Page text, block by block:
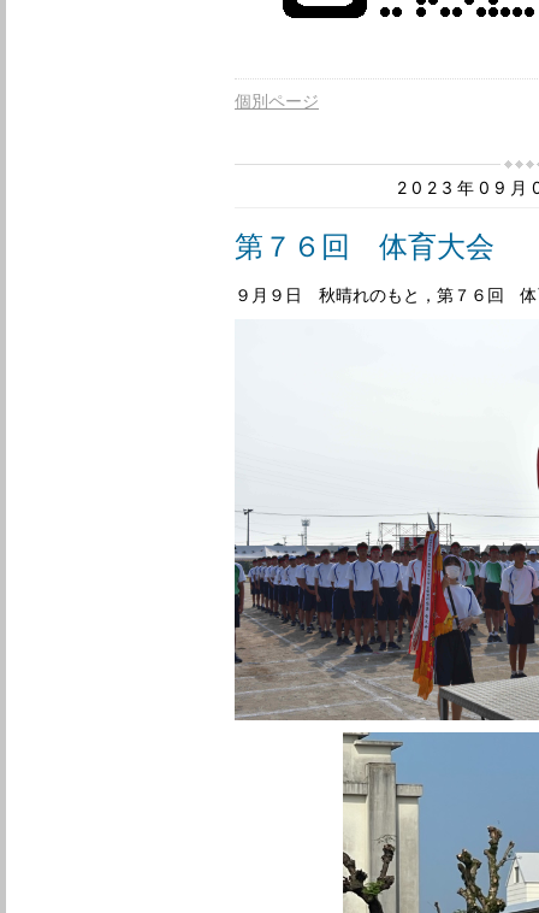
個別ページ
2023年09月
第７６回 体育大会
９月９日 秋晴れのもと，第７６回 体